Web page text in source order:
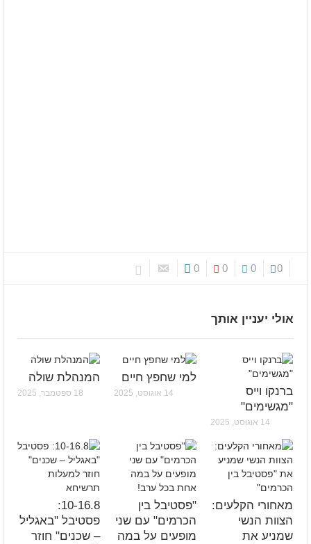
0
0
0
0
אולי יעניין אותך
המנהלת שולה
18 ספטמבר, 2025
למי שחפץ חיים
14 אוגוסט, 2025
ברנקו וייס
"מגשימים"
14 אוגוסט, 2025
10-16.8:
פסטיבל "באגליל
– שכנים" חוזר
"פסטיבל בין
הכרמים" עם שני
מופעים על במה
מאחורי הקלעים:
הצוות הנשי
שמניע את